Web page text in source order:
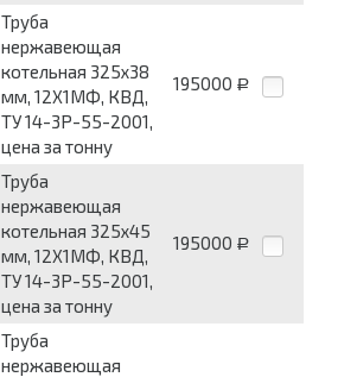
Труба
нержавеющая
котельная 325х38
мм, 12Х1МФ, КВД,
ТУ 14-3Р-55-2001,
цена за тонну
195000 Р
Труба
нержавеющая
котельная 325х45
мм, 12Х1МФ, КВД,
ТУ 14-3Р-55-2001,
цена за тонну
195000 Р
Труба
нержавеющая